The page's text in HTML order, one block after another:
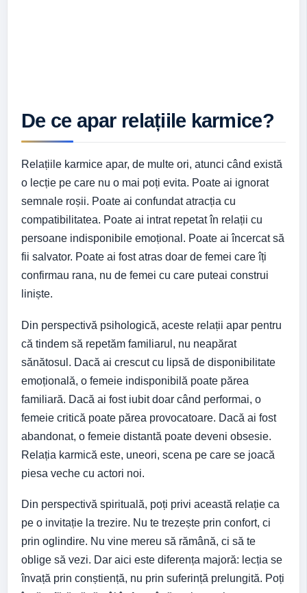
De ce apar relațiile karmice?
Relațiile karmice apar, de multe ori, atunci când există
o lecție pe care nu o mai poți evita. Poate ai ignorat
semnale roșii. Poate ai confundat atracția cu
compatibilitatea. Poate ai intrat repetat în relații cu
persoane indisponibile emoțional. Poate ai încercat să
fii salvator. Poate ai fost atras doar de femei care îți
confirmau rana, nu de femei cu care puteai construi
liniște.
Din perspectivă psihologică, aceste relații apar pentru
că tindem să repetăm familiarul, nu neapărat
sănătosul. Dacă ai crescut cu lipsă de disponibilitate
emoțională, o femeie indisponibilă poate părea
familiară. Dacă ai fost iubit doar când performai, o
femeie critică poate părea provocatoare. Dacă ai fost
abandonat, o femeie distantă poate deveni obsesie.
Relația karmică este, uneori, scena pe care se joacă
piesa veche cu actori noi.
Din perspectivă spirituală, poți privi această relație ca
pe o invitație la trezire. Nu te trezește prin confort, ci
prin oglindire. Nu vine mereu să rămână, ci să te
oblige să vezi. Dar aici este diferența majoră: lecția se
învață prin conștiență, nu prin suferință prelungită. Poți